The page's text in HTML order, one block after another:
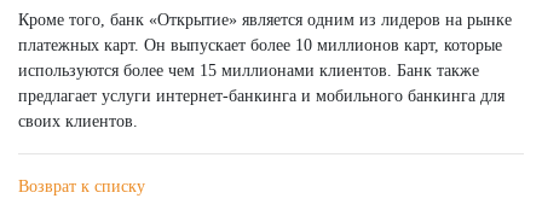
Кроме того, банк «Открытие» является одним из лидеров на рынке
платежных карт. Он выпускает более 10 миллионов карт, которые
используются более чем 15 миллионами клиентов. Банк также
предлагает услуги интернет-банкинга и мобильного банкинга для
своих клиентов.
Возврат к списку